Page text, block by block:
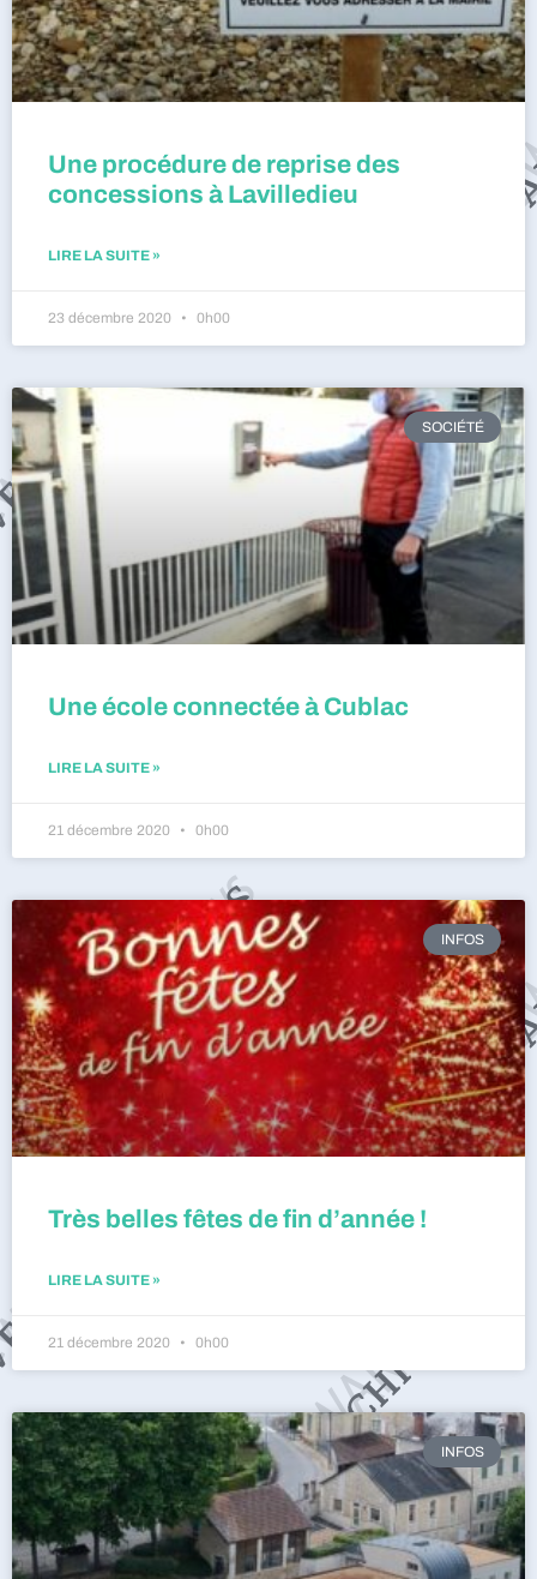
Une procédure de reprise des
concessions à Lavilledieu
LIRE LA SUITE »
23 décembre 2020 0h00
SOCIÉTÉ
Une école connectée à Cublac
LIRE LA SUITE »
21 décembre 2020 0h00
INFOS
Très belles fêtes de fin d’année !
LIRE LA SUITE »
21 décembre 2020 0h00
INFOS